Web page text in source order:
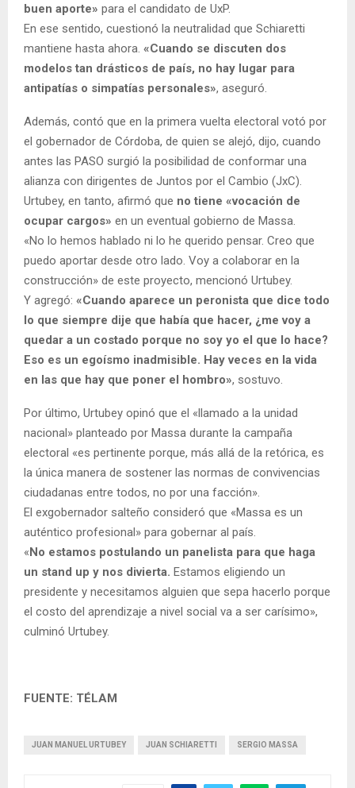
buen aporte» para el candidato de UxP.
En ese sentido, cuestionó la neutralidad que Schiaretti
mantiene hasta ahora. «Cuando se discuten dos
modelos tan drásticos de país, no hay lugar para
antipatías o simpatías personales», aseguró.
Además, contó que en la primera vuelta electoral votó por
el gobernador de Córdoba, de quien se alejó, dijo, cuando
antes las PASO surgió la posibilidad de conformar una
alianza con dirigentes de Juntos por el Cambio (JxC).
Urtubey, en tanto, afirmó que no tiene «vocación de
ocupar cargos» en un eventual gobierno de Massa.
«No lo hemos hablado ni lo he querido pensar. Creo que
puedo aportar desde otro lado. Voy a colaborar en la
construcción» de este proyecto, mencionó Urtubey.
Y agregó: «Cuando aparece un peronista que dice todo
lo que siempre dije que había que hacer, ¿me voy a
quedar a un costado porque no soy yo el que lo hace?
Eso es un egoísmo inadmisible. Hay veces en la vida
en las que hay que poner el hombro», sostuvo.
Por último, Urtubey opinó que el «llamado a la unidad
nacional» planteado por Massa durante la campaña
electoral «es pertinente porque, más allá de la retórica, es
la única manera de sostener las normas de convivencias
ciudadanas entre todos, no por una facción».
El exgobernador salteño consideró que «Massa es un
auténtico profesional» para gobernar al país.
«No estamos postulando un panelista para que haga
un stand up y nos divierta. Estamos eligiendo un
presidente y necesitamos alguien que sepa hacerlo porque
el costo del aprendizaje a nivel social va a ser carísimo»,
culminó Urtubey.
FUENTE: TÉLAM
JUAN MANUEL URTUBEY JUAN SCHIARETTI SERGIO MASSA